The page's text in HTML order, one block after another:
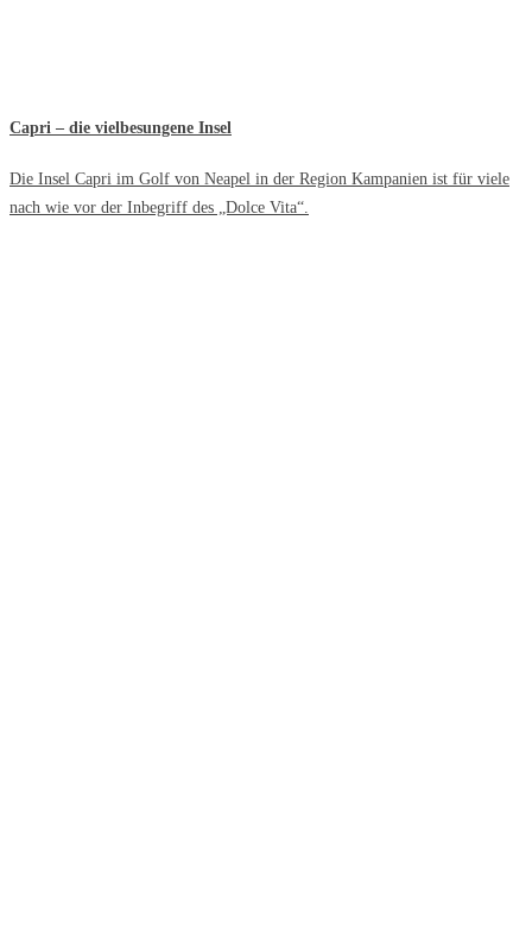
Capri – die vielbesungene Insel
Die Insel Capri im Golf von Neapel in der Region Kampanien ist für viele
nach wie vor der Inbegriff des „Dolce Vita“.